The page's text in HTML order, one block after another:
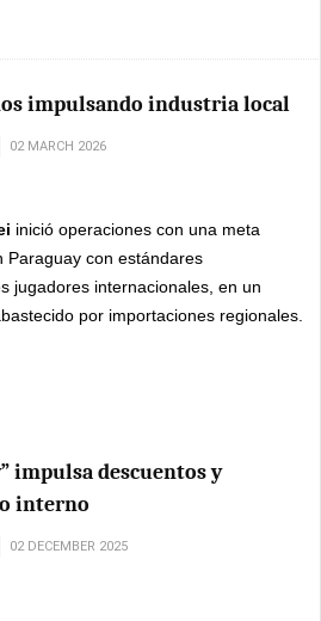
impulsando industria local
02 MARCH 2026
inició operaciones con una meta
Paraguay con estándares
jugadores internacionales, en un
por importaciones regionales.
impulsa descuentos y
interno
02 DECEMBER 2025